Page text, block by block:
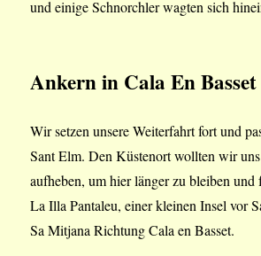
und einige Schnorchler wagten sich
Ankern in Cala En Basset
Wir setzen unsere Weiterfahrt fort und
Sant Elm. Den Küstenort wollten wir
aufheben, um hier länger zu bleiben und
La Illa Pantaleu, einer kleinen Insel vor
Sa Mitjana Richtung Cala en Basset.